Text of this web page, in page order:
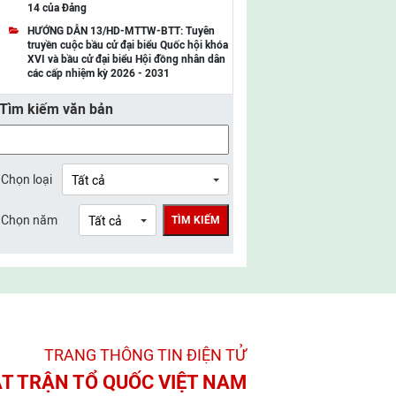
UBMTTQ Việt Nam tỉnh Điện Biên
UBMTTQ Việt Nam tỉnh Sơn La
UBMTTQ Việt Nam tỉnh Thanh Hóa
UBMTTQ Việt Nam tỉnh Nghệ An
UBMTTQ Việt Nam tỉnh Lào Cai
UBMTTQ Việt Nam tỉnh Thái Nguyên
UBMTTQ Việt Nam tỉnh Bắc Ninh
UBMTTQ Việt Nam tỉnh Ninh Bình
UBMTTQ Việt Nam tỉnh Quảng Trị
14 của Đảng
HƯỚNG DẪN 13/HD-MTTW-BTT: Tuyên
truyền cuộc bầu cử đại biểu Quốc hội khóa
XVI và bầu cử đại biểu Hội đồng nhân dân
các cấp nhiệm kỳ 2026 - 2031
Tìm kiếm văn bản
Chọn loại
Chọn năm TÌM KIẾM
TRANG THÔNG TIN ĐIỆN TỬ­
TRẬN TỔ QUỐC VIỆT NAM